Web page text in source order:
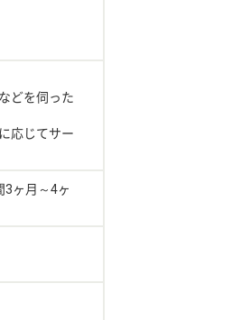
どを伺った
応じてサー
ヶ月～4ヶ